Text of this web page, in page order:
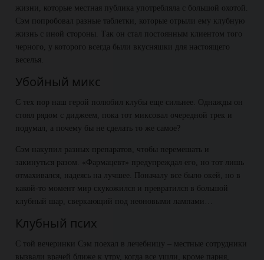
жизни, которые местная публика употребляла с большой охотой.
Сэм попробовал разные таблетки, которые отрыли ему клубную
жизнь с иной стороны. Так он стал постоянным клиентом того
черного, у которого всегда были вкусняшки для настоящего
веселья.
Убойный микс
С тех пор наш герой полюбил клубы еще сильнее. Однажды он
стоял рядом с диджеем, пока тот миксовал очередной трек и
подумал, а почему бы не сделать то же самое?
Сэм накупил разных препаратов, чтобы перемешать и
закинуться разом. «Фармацевт» предупреждал его, но тот лишь
отмахивался, надеясь на лучшее. Поначалу все было окей, но в
какой-то момент мир скукожился и превратился в большой
клубный шар, сверкающий под неоновыми лампами…
Клубный псих
С той вечеринки Сэм поехал в лечебницу – местные сотрудники
вызвали врачей ближе к утру, когда все ушли, кроме парня,